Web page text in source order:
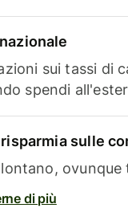
sui tassi di
spendi
sulle
ovunque
di più